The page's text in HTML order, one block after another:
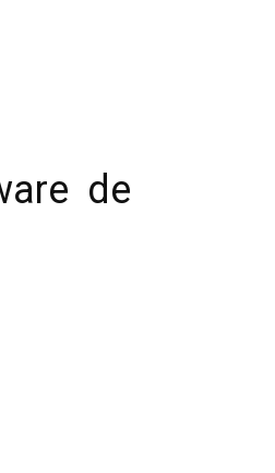
de